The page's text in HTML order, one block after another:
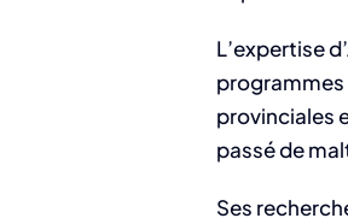
L’expertise
programmes
provinciales
passé de
Ses